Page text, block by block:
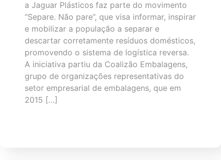
a Jaguar Plásticos faz parte do movimento
“Separe. Não pare”, que visa informar, inspirar
e mobilizar a população a separar e
descartar corretamente resíduos domésticos,
promovendo o sistema de logística reversa.
A iniciativa partiu da Coalizão Embalagens,
grupo de organizações representativas do
setor empresarial de embalagens, que em
2015 […]